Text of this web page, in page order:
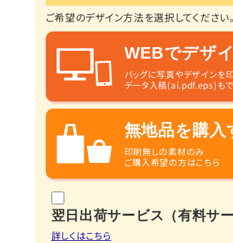
ご希望のデザイン方法を選択してください。
WEBでデザ
バッグに写真やデザインを
データ入稿(ai.pdf.eps)も
無地品を購入
印刷無しの素材のみ
ご購入希望の方はこちら
翌日出荷サービス（有料サ
詳しくはこちら